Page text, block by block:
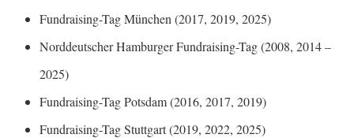
Fundraising-Tag München (2017, 2019, 2025)
Norddeutscher Hamburger Fundraising-Tag (2008, 2014 –
2025)
Fundraising-Tag Potsdam (2016, 2017, 2019)
Fundraising-Tag Stuttgart (2019, 2022, 2025)